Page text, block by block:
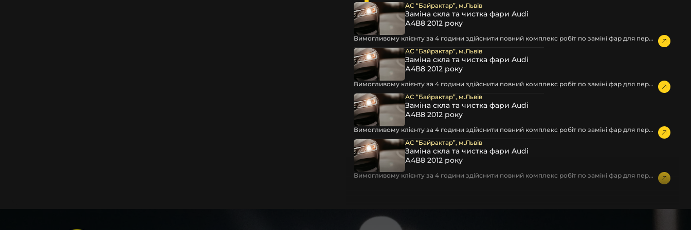
АС “Байрактар”, м.Львів
Заміна скла та чистка фари Audi
А4В8 2012 року
Вимогливому клієнту за 4 години здійснити повний комплекс робіт по заміні фар для пер...
АС “Байрактар”, м.Львів
Заміна скла та чистка фари Audi
А4В8 2012 року
Вимогливому клієнту за 4 години здійснити повний комплекс робіт по заміні фар для пер...
АС “Байрактар”, м.Львів
Заміна скла та чистка фари Audi
А4В8 2012 року
Вимогливому клієнту за 4 години здійснити повний комплекс робіт по заміні фар для пер...
АС “Байрактар”, м.Львів
Заміна скла та чистка фари Audi
А4В8 2012 року
Вимогливому клієнту за 4 години здійснити повний комплекс робіт по заміні фар для пер...